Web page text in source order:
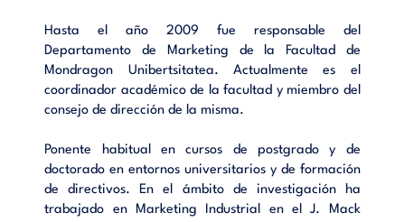
Hasta el año 2009 fue responsable del
Departamento de Marketing de la Facultad de
Mondragon Unibertsitatea. Actualmente es el
coordinador académico de la facultad y miembro del
consejo de dirección de la misma.
Ponente habitual en cursos de postgrado y de
doctorado en entornos universitarios y de formación
de directivos. En el ámbito de investigación ha
trabajado en Marketing Industrial en el J. Mack